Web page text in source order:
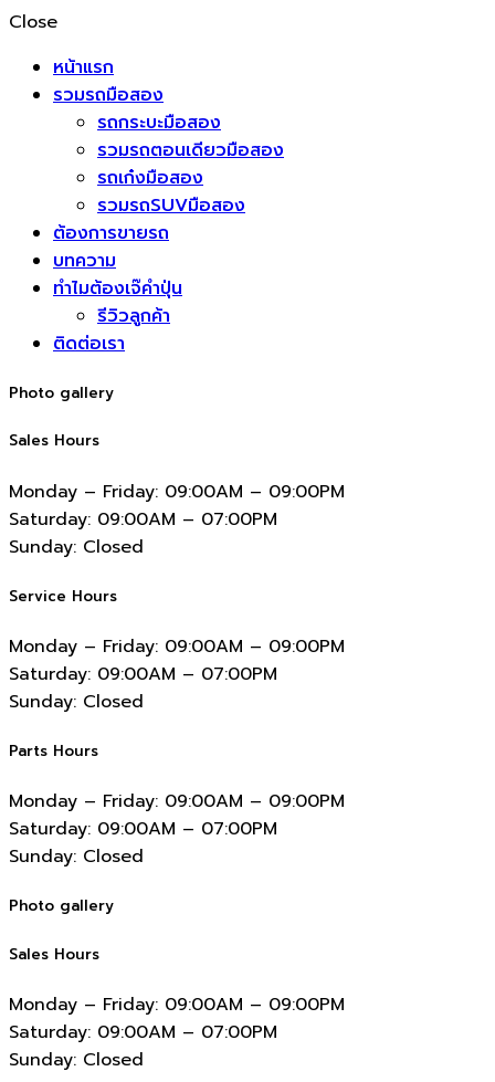
Close
หน้าแรก
รวมรถมือสอง
รถกระบะมือสอง
รวมรถตอนเดียวมือสอง
รถเก๋งมือสอง
รวมรถSUVมือสอง
ต้องการขายรถ
บทความ
ทำไมต้องเจ๊คำปุ่น
รีวิวลูกค้า
ติดต่อเรา
Photo gallery
Sales Hours
Monday – Friday: 09:00AM – 09:00PM
Saturday: 09:00AM – 07:00PM
Sunday: Closed
Service Hours
Monday – Friday: 09:00AM – 09:00PM
Saturday: 09:00AM – 07:00PM
Sunday: Closed
Parts Hours
Monday – Friday: 09:00AM – 09:00PM
Saturday: 09:00AM – 07:00PM
Sunday: Closed
Photo gallery
Sales Hours
Monday – Friday: 09:00AM – 09:00PM
Saturday: 09:00AM – 07:00PM
Sunday: Closed